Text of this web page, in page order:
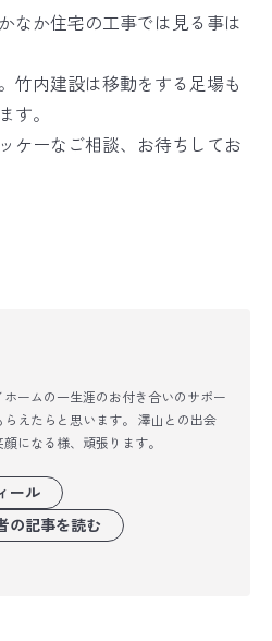
なか住宅の工事では見る事は
竹内建設は移動をする足場も
す。
ケーなご相談、お待ちしてお
ホームの一生涯のお付き合いのサポー
らえたらと思います。 澤山との出会
になる様、頑張ります。
ール
の記事を読む